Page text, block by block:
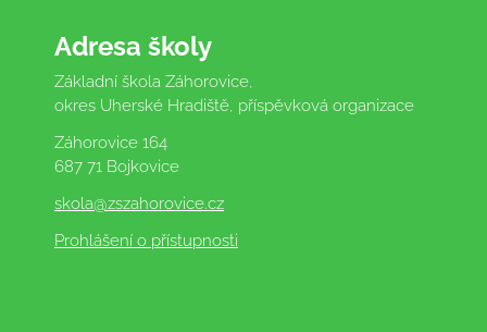
Adresa školy
Základní škola Záhorovice,
okres Uherské Hradiště, příspěvková organizace
Záhorovice 164
687 71 Bojkovice
skola@zszahorovice.cz
Prohlášení o přístupnosti